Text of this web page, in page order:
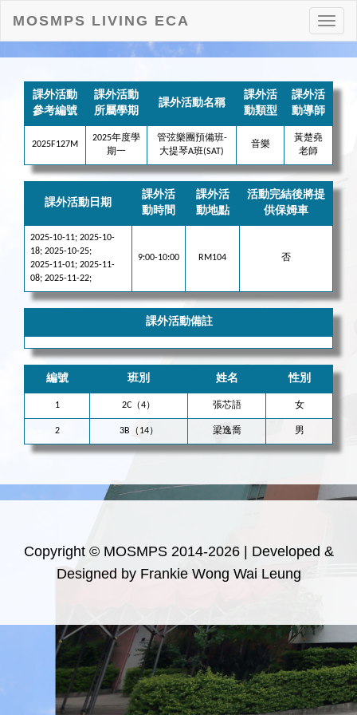
打
開
MOSMPS LIVING ECA
課外活動
參考編號
課外活動
所屬學期
課外活動名稱
課外活
動類型
課外活
動導師
2025F127M
2025年度學
期一
管弦樂團預備班-
大提琴A班(SAT)
音樂
黃楚堯
老師
課外活動日期
課外活
動時間
課外活
動地點
活動完結後將提
供保姆車
2025-10-11; 2025-10-
18; 2025-10-25;
2025-11-01; 2025-11-
08; 2025-11-22;
9:00-10:00 RM104 否
課外活動備註
編號 班別 姓名 性別
1 2C（4） 張芯語 女
2 3B（14） 梁逸喬 男
Copyright © MOSMPS 2014-2026 | Developed &
Designed by Frankie Wong Wai Leung